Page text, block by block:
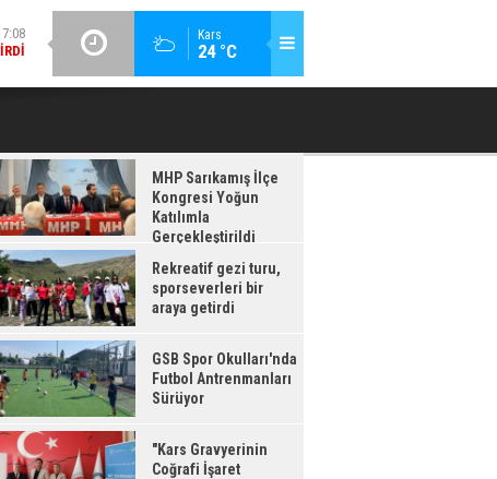
Kars
24 °C
GSB SPOR OKULLARI'NDA FUTBOL ANTRENMANLARI SÜRÜYOR
MHP Sarıkamış İlçe
Kongresi Yoğun
Katılımla
Gerçekleştirildi
Rekreatif gezi turu,
sporseverleri bir
araya getirdi
GSB Spor Okulları'nda
Futbol Antrenmanları
Sürüyor
"Kars Gravyerinin
Coğrafi İşaret